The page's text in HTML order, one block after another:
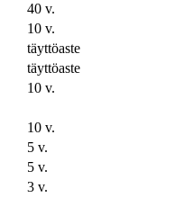
40 v.
10 v.
täyttöaste
täyttöaste
10 v.
10 v.
5 v.
5 v.
3 v.